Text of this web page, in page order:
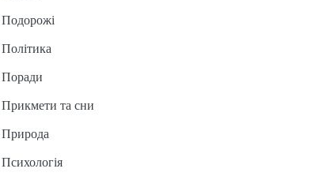
Подорожі
Політика
Поради
Прикмети та сни
Природа
Психологія